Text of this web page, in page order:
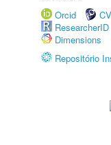
Orcid
ResearcherID
Dimensions
Repositório